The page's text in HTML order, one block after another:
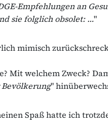
Empfehlungen an
sie folglich obsolet: …"
mimisch
Mit welchem Zweck?
"
Spaß hatte ich